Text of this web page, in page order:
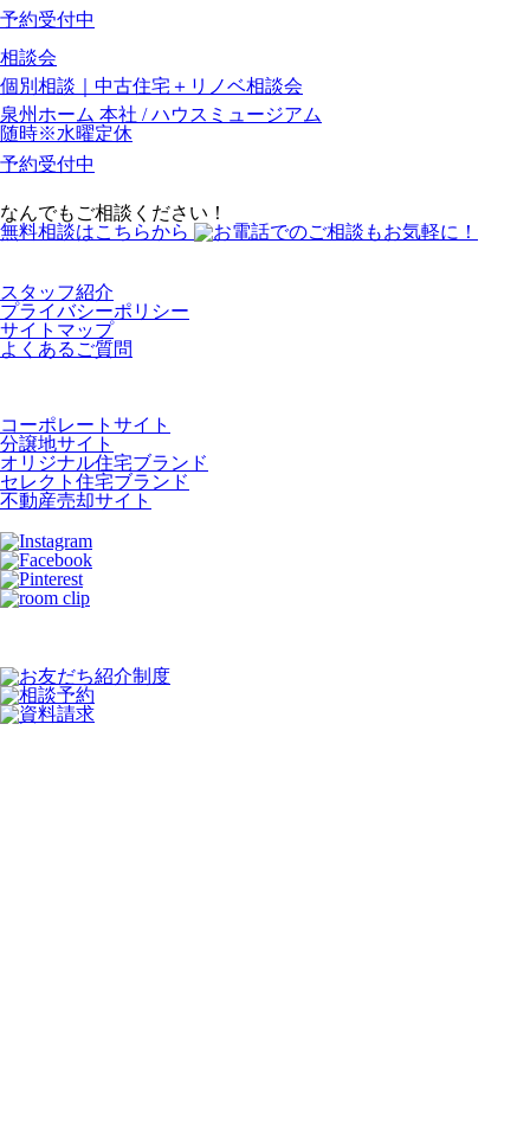
予約受付中
相談会
個別相談｜中古住宅＋リノベ相談会
泉州ホーム 本社 / ハウスミュージアム
随時※水曜定休
予約受付中
なんでもご相談ください！
無料相談はこちらから
スタッフ紹介
プライバシーポリシー
サイトマップ
よくあるご質問
コーポレートサイト
分譲地サイト
オリジナル住宅ブランド
セレクト住宅ブランド
不動産売却サイト